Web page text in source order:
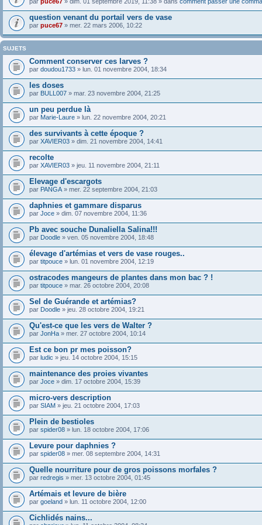
question venant du portail vers de vase
par puce67 » mer. 22 mars 2006, 10:22
SUJETS
Comment conserver ces larves ?
par doudou1733 » lun. 01 novembre 2004, 18:34
les doses
par BULL007 » mar. 23 novembre 2004, 21:25
un peu perdue là
par Marie-Laure » lun. 22 novembre 2004, 20:21
des survivants à cette époque ?
par XAVIER03 » dim. 21 novembre 2004, 14:41
recolte
par XAVIER03 » jeu. 11 novembre 2004, 21:11
Elevage d'escargots
par PANGA » mer. 22 septembre 2004, 21:03
daphnies et gammare disparus
par Joce » dim. 07 novembre 2004, 11:36
Pb avec souche Dunaliella Salina!!!
par Doodle » ven. 05 novembre 2004, 18:48
élevage d'artémias et vers de vase rouges..
par titpouce » lun. 01 novembre 2004, 12:19
ostracodes mangeurs de plantes dans mon bac ? !
par titpouce » mar. 26 octobre 2004, 20:08
Sel de Guérande et artémias?
par Doodle » jeu. 28 octobre 2004, 19:21
Qu'est-ce que les vers de Walter ?
par JonHa » mer. 27 octobre 2004, 10:14
Est ce bon pr mes poisson?
par ludic » jeu. 14 octobre 2004, 15:15
maintenance des proies vivantes
par Joce » dim. 17 octobre 2004, 15:39
micro-vers description
par SIAM » jeu. 21 octobre 2004, 17:03
Plein de bestioles
par spider08 » lun. 18 octobre 2004, 17:06
Levure pour daphnies ?
par spider08 » mer. 08 septembre 2004, 14:31
Quelle nourriture pour de gros poissons morfales ?
par redregis » mer. 13 octobre 2004, 01:45
Artémais et levure de bière
par goeland » lun. 11 octobre 2004, 12:00
Cichlidés nains...